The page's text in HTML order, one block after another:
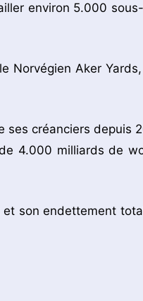
environ 5.000
Norvégien Aker
ses créanciers depuis
4.000 milliards de
et son endettement